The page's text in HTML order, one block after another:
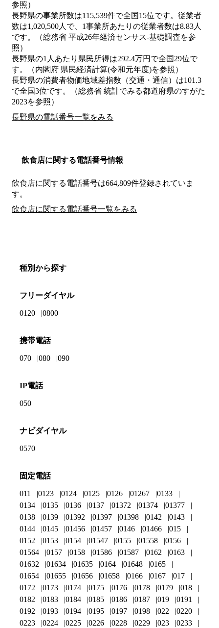
参照）
長野県の事業所数は115,539件で全国15位です。従業者
数は1,020,500人で、1事業所あたりの従業者数は8.83人
です。（総務省 平成26年経済センサス‐基礎調査を参
照）
長野県の1人あたり県民所得は292.4万円で全国29位で
す。（内閣府 県民経済計算(令和元年度)を参照）
長野県の消費者物価地域差指数（交通・通信）は101.3
で全国3位です。（総務省 統計でみる都道府県のすがた
2023を参照）
長野県の電話番号一覧をみる
飲食店に関する電話番号情報
飲食店に関する電話番号は664,809件登録されていま
す。
飲食店に関する電話番号一覧をみる
種別から探す
フリーダイヤル
0120 0800
携帯電話
070 080 090
IP電話
050
ナビダイヤル
0570
固定電話
011 0123 0124 0125 0126 01267
0133
0134
0135 0136 0137 01372 01374
01377
0138
0139 01392 01397 01398 0142
0143
0144
0145 01456 01457 0146 01466
015
0152
0153 0154 01547 0155 01558
0156
01564
0157 0158 01586 01587 0162
0163
01632
01634 01635 0164 01648
0165
01654
01655 01656 01658 0166 0167
017
0172
0173 0174 0175 0176 0178 0179
018
0182
0183 0184 0185 0186 0187 019
0191
0192
0193 0194 0195 0197 0198 022
0220
0223
0224 0225 0226 0228 0229 023 0233